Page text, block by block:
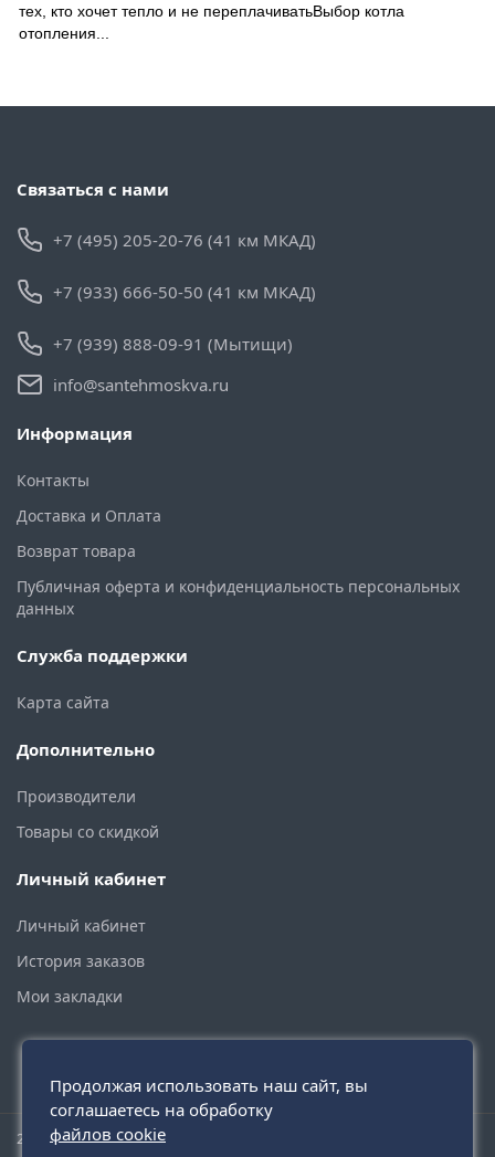
тех, кто хочет тепло и не переплачиватьВыбор котла
отопления...
Связаться с нами
+7 (495) 205-20-76 (41 км МКАД)
+7 (933) 666-50-50 (41 км МКАД)
+7 (939) 888-09-91 (Мытищи)
info@santehmoskva.ru
Информация
Контакты
Доставка и Оплата
Возврат товара
Публичная оферта и конфиденциальность персональных
данных
Служба поддержки
Карта сайта
Дополнительно
Производители
Товары со скидкой
Личный кабинет
Личный кабинет
История заказов
Мои закладки
2015 - 2026 © santehmoskva.ru — интернет-магазин сантехники
Продолжая использовать наш сайт, вы
соглашаетесь на обработку
файлов cookie